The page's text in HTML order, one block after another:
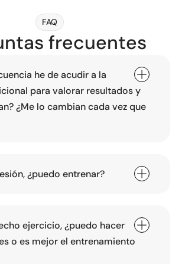
FAQ
frecuentes
he de acudir a la
para valorar resultados y
¿Me lo cambian cada vez que
¿puedo entrenar?
ejercicio, ¿puedo hacer
o es mejor el entrenamiento